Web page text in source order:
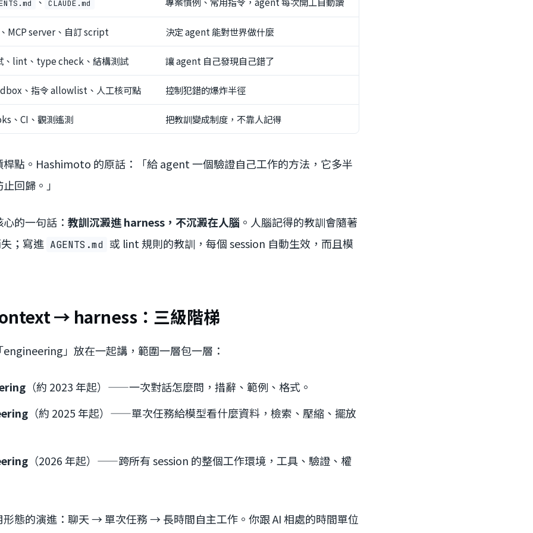
CLAUDE.md
MCP server、自訂 script 決定 agent 能對世界做什麼
、lint、type check、結構測試 讓 agent 自己發現自己錯了
、指令 allowlist、人工核可點 控制犯錯的爆炸半徑
、CI、觀測遙測 把教訓變成制度，不靠人記得
點。Hashimoto 的原話：「給 agent 一個驗證自己工作的方法，它多半
回歸。」
的一句話： 教訓沉澱進 harness，不沉澱在人腦 。人腦記得的教訓會隨著
；寫進 AGENTS.md 或 lint 規則的教訓，每個 session 自動生效，而且模
→ harness：三級階梯
」放在一起講，範圍一層包一層：
（約 2023 年起）——一次對話怎麼問，措辭、範例、格式。
（約 2025 年起）——單次任務給模型看什麼資料，檢索、壓縮、擺放
（2026 年起）——跨所有 session 的整個工作環境，工具、驗證、權
態的演進：聊天 → 單次任務 → 長時間自主工作。你跟 AI 相處的時間單位